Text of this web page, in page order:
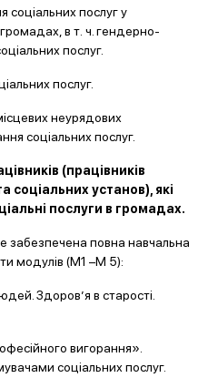
соціальних послуг у
в т. ч. гендерно-
послуг.
послуг.
неурядових
соціальних послуг.
(працівників
соціальних установ), які
послуги в громадах.
забезпечена повна навчальна
модулів (М1 –М 5):
Здоров’я в старості.
вигорання».
соціальних послуг.